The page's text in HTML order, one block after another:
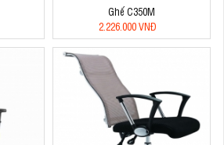
Ghế C350M
2.226.000 VNĐ